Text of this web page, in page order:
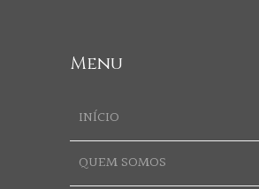
Menu
INÍCIO
QUEM SOMOS